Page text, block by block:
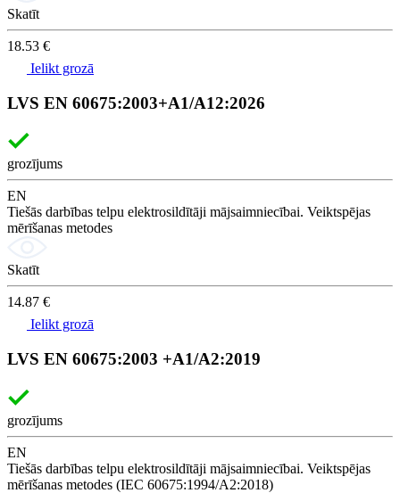
Skatīt
18.53 €
Ielikt grozā
LVS EN 60675:2003+A1/A12:2026
grozījums
EN
Tiešās darbības telpu elektrosildītāji mājsaimniecībai. Veiktspējas
mērīšanas metodes
Skatīt
14.87 €
Ielikt grozā
LVS EN 60675:2003 +A1/A2:2019
grozījums
EN
Tiešās darbības telpu elektrosildītāji mājsaimniecībai. Veiktspējas
mērīšanas metodes (IEC 60675:1994/A2:2018)